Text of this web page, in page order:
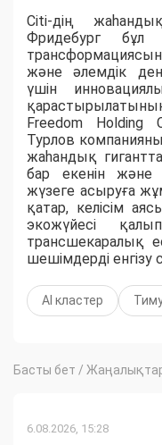
Citi-дің
Фридебург бұл
және әлемдік
үшін
Freedom Holding
Турлов
жаһандық
бар екенін
жүзеге асыруға
қатар, келісім
экожүйесі
трансшекаралық
шешімдерді
AI кластер
Басты бет /
6.08.2026, 15:28